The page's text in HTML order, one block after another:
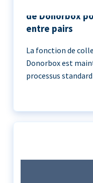
de Donorbox
entre pairs
La fonction de
Donorbox est
processus